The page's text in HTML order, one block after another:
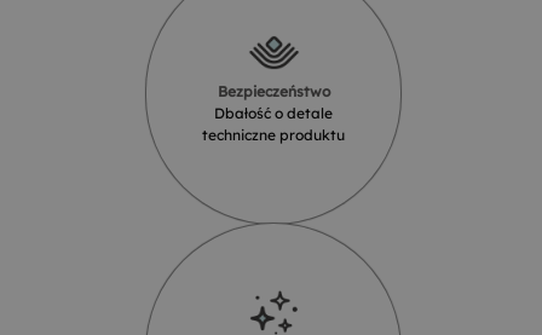
Bezpieczeństwo
Dbałość o detale
techniczne produktu